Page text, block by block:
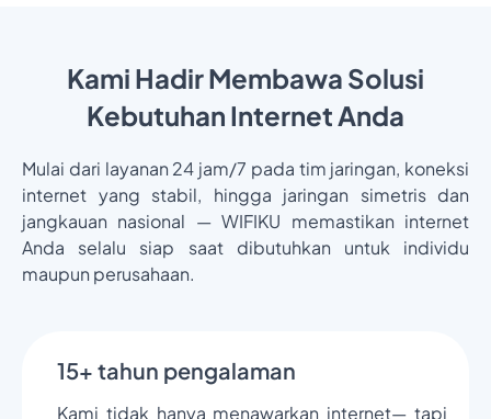
Kami Hadir Membawa Solusi
Kebutuhan Internet Anda
Mulai dari layanan 24 jam/7 pada tim jaringan, koneksi
internet yang stabil, hingga jaringan simetris dan
jangkauan nasional — WIFIKU memastikan internet
Anda selalu siap saat dibutuhkan untuk individu
maupun perusahaan.
15+ tahun pengalaman
Kami tidak hanya menawarkan internet— tapi